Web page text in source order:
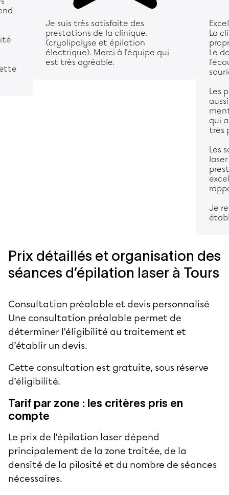
Je suis très satisfaite des
prestations de la clinique.
(cryolipolyse et épilation
électrique). Merci à l'équipe qui
est très agréable.
La
Le
Les
qui
très
Les
Je
Prix détaillés et organisation des
séances d’épilation laser à Tours
Consultation préalable et devis personnalisé
Une consultation préalable permet de
déterminer l’éligibilité au traitement et
d’établir un devis.
Cette consultation est gratuite, sous réserve
d’éligibilité.
Tarif par zone : les critères pris en
compte
Le prix de l’épilation laser dépend
principalement de la zone traitée, de la
densité de la pilosité et du nombre de séances
nécessaires.